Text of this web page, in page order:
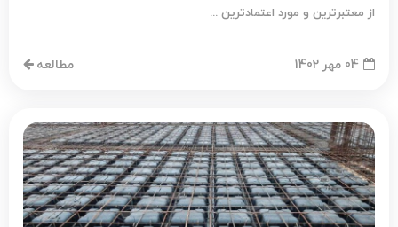
از معتبرترین و مورد اعتمادترین ...
04 مهر 1402 مطالعه